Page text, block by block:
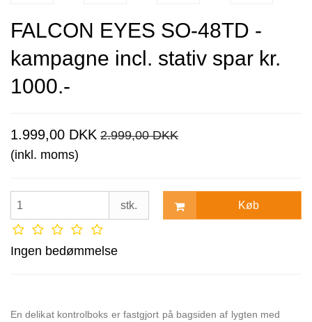
FALCON EYES SO-48TD -
kampagne incl. stativ spar kr.
1000.-
1.999,00 DKK 2.999,00 DKK
(inkl. moms)
stk. Køb
Ingen bedømmelse
En delikat kontrolboks er fastgjort på bagsiden af ​​lygten med